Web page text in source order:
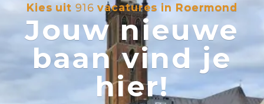
Kies uit 916 vacatures in Roermond
Jouw nieuwe
baan vind je
hier!